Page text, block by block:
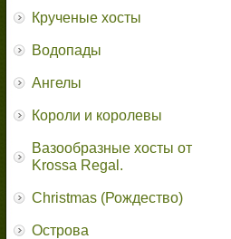
Крученые хосты
Водопады
Ангелы
Короли и королевы
Вазообразные хосты от
Krossa Regal.
Christmas (Рождество)
Острова